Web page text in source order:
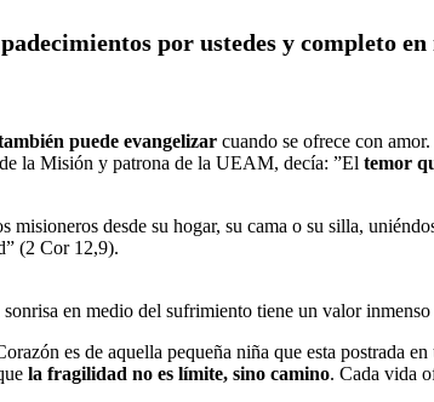
por ustedes y completo
puede evangelizar cuando se ofrece con amor.
la Misión y patrona de la UEAM, decía: ”El temor
misioneros desde su hogar, su cama o su silla,
(2 Cor 12,9).
en medio del sufrimiento tiene un valor
es de aquella pequeña niña que esta postrada
la fragilidad no es límite, sino camino. Cada vida